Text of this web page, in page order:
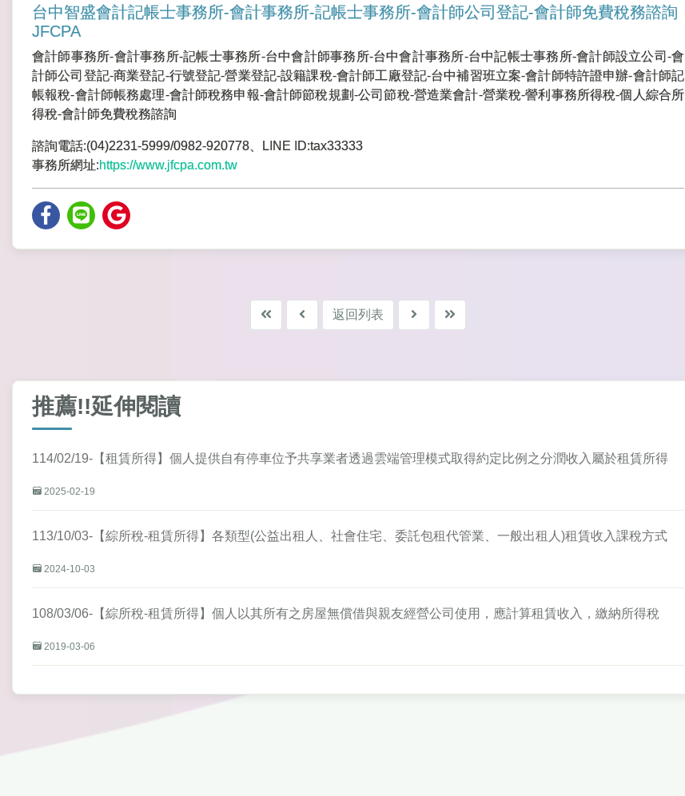
台中智盛會計記帳士事務所-會計事務所-記帳士事務所-會計師公司登記-會計師免費稅務諮詢
JFCPA
會計師事務所-會計事務所-記帳士事務所-台中會計師事務所-台中會計事務所-台中記帳士事務所-會計師設立公司-會
計師公司登記-商業登記-行號登記-營業登記-設籍課稅-會計師工廠登記-台中補習班立案-會計師特許證申辦-會計師記
帳報稅-會計師帳務處理-會計師稅務申報-會計師節稅規劃-公司節稅-營造業會計-營業稅-謍利事務所得稅-個人綜合所
得稅-會計師免費稅務諮詢
諮詢電話:(04)2231-5999/0982-920778、LINE ID:tax33333
事務所網址:https://www.jfcpa.com.tw
返回列表
推薦!!延伸閱讀
114/02/19-【租賃所得】個人提供自有停車位予共享業者透過雲端管理模式取得約定比例之分潤收入屬於租賃所得
2025-02-19
113/10/03-【綜所稅-租賃所得】各類型(公益出租人、社會住宅、委託包租代管業、一般出租人)租賃收入課稅方式
2024-10-03
108/03/06-【綜所稅-租賃所得】個人以其所有之房屋無償借與親友經營公司使用，應計算租賃收入，繳納所得稅
2019-03-06